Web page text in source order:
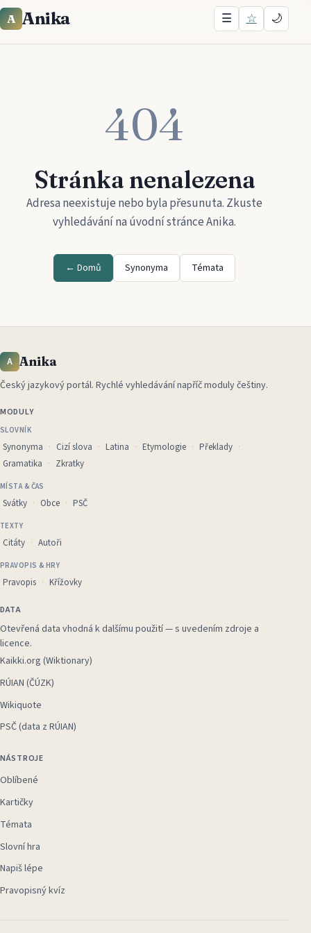
A Anika ☰ ☆ 🌙
404
Stránka nenalezena
Adresa neexistuje nebo byla přesunuta. Zkuste
vyhledávání na úvodní stránceAnika.
← Domů Synonyma Témata
A Anika
Český jazykový portál. Rychlé vyhledávání napříč moduly češtiny.
MODULY
SLOVNÍK
Synonyma Cizí slova Latina Etymologie
Překlady
Gramatika
Zkratky
MÍSTA & ČAS
Svátky Obce PSČ
TEXTY
Citáty Autoři
PRAVOPIS & HRY
Pravopis Křížovky
DATA
Otevřená data vhodná k dalšímu použití — s uvedením zdroje a
licence.
Kaikki.org (Wiktionary)
RÚIAN (ČÚZK)
Wikiquote
PSČ (data z RÚIAN)
NÁSTROJE
Oblíbené
Kartičky
Témata
Slovní hra
Napiš lépe
Pravopisný kvíz